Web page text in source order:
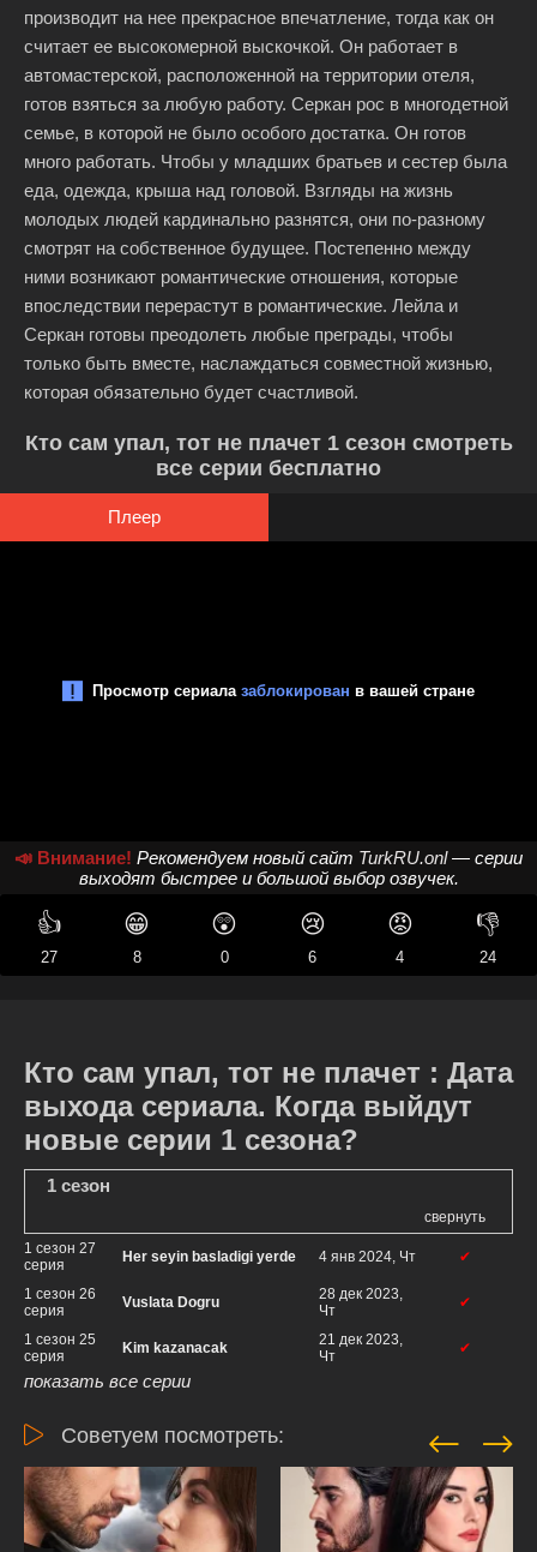
производит на нее прекрасное впечатление, тогда как он
считает ее высокомерной выскочкой. Он работает в
автомастерской, расположенной на территории отеля,
готов взяться за любую работу. Серкан рос в многодетной
семье, в которой не было особого достатка. Он готов
много работать. Чтобы у младших братьев и сестер была
еда, одежда, крыша над головой. Взгляды на жизнь
молодых людей кардинально разнятся, они по-разному
смотрят на собственное будущее. Постепенно между
ними возникают романтические отношения, которые
впоследствии перерастут в романтические. Лейла и
Серкан готовы преодолеть любые преграды, чтобы
только быть вместе, наслаждаться совместной жизнью,
которая обязательно будет счастливой.
Кто сам упал, тот не плачет 1 сезон смотреть
все серии бесплатно
Плеер
📣 Внимание! Рекомендуем новый сайт TurkRU.onl— серии
выходят быстрее и большой выбор озвучек.
👍
27
😁
8
😲
0
😢
6
😡
4
👎
24
Кто сам упал, тот не плачет : Дата
выхода сериала. Когда выйдут
новые серии 1 сезона?
1 сезон
свернуть
1 сезон 27
серия
Her seyin basladigi yerde 4 янв 2024, Чт ✔
1 сезон 26
серия
Vuslata Dogru
28 дек 2023,
Чт
✔
1 сезон 25
серия
Kim kazanacak
21 дек 2023,
Чт
✔
показать все серии
Советуем посмотреть: